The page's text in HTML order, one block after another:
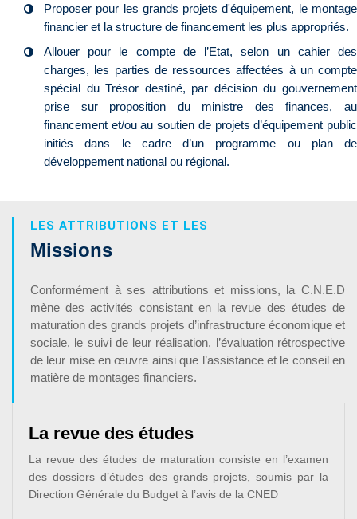
Proposer pour les grands projets d'équipement, le montage
financier et la structure de financement les plus appropriés.
Allouer pour le compte de l’Etat, selon un cahier des
charges, les parties de ressources affectées à un compte
spécial du Trésor destiné, par décision du gouvernement
prise sur proposition du ministre des finances, au
financement et/ou au soutien de projets d’équipement public
initiés dans le cadre d’un programme ou plan de
développement national ou régional.
LES ATTRIBUTIONS ET LES
Missions
Conformément à ses attributions et missions, la C.N.E.D
mène des activités consistant en la revue des études de
maturation des grands projets d’infrastructure économique et
sociale, le suivi de leur réalisation, l’évaluation rétrospective
de leur mise en œuvre ainsi que l’assistance et le conseil en
matière de montages financiers.
La revue des études
La revue des études de maturation consiste en l’examen
des dossiers d’études des grands projets, soumis par la
Direction Générale du Budget à l’avis de la CNED